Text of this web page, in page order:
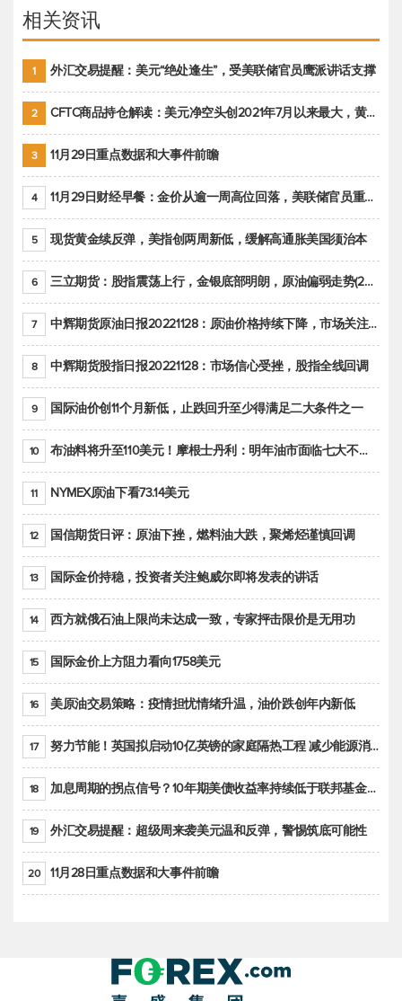
相关资讯
1 外汇交易提醒：美元“绝处逢生”，受美联储官员鹰派讲话支撑
2 CFTC商品持仓解读：美元净空头创2021年7月以来最大，黄金期货投机性净多头头寸减少
3 11月29日重点数据和大事件前瞻
4 11月29日财经早餐：金价从逾一周高位回落，美联储官员重申鹰派立场推动美元回升
5 现货黄金续反弹，美指创两周新低，缓解高通胀美国须治本
6 三立期货：股指震荡上行，金银底部明朗，原油偏弱走势(20221128收评)
7 中辉期货原油日报20221128：原油价格持续下降，市场关注OPEC+新一轮产能政策
8 中辉期货股指日报20221128：市场信心受挫，股指全线回调
9 国际油价创11个月新低，止跌回升至少得满足二大条件之一
10 布油料将升至110美元！摩根士丹利：明年油市面临七大不确定性
11 NYMEX原油下看73.14美元
12 国信期货日评：原油下挫，燃料油大跌，聚烯烃谨慎回调
13 国际金价持稳，投资者关注鲍威尔即将发表的讲话
14 西方就俄石油上限尚未达成一致，专家抨击限价是无用功
15 国际金价上方阻力看向1758美元
16 美原油交易策略：疫情担忧情绪升温，油价跌创年内新低
17 努力节能！英国拟启动10亿英镑的家庭隔热工程 减少能源消耗
18 加息周期的拐点信号？10年期美债收益率持续低于联邦基金利率目标区间
19 外汇交易提醒：超级周来袭美元温和反弹，警惕筑底可能性
20 11月28日重点数据和大事件前瞻